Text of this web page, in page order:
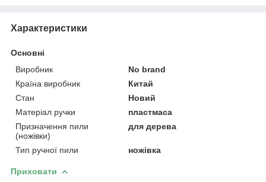
Характеристики
Основні
Виробник
No brand
Країна виробник
Китай
Стан
Новий
Матеріал ручки
пластмаса
Призначення пили
(ножівки)
для дерева
Тип ручної пили ножівка
Приховати